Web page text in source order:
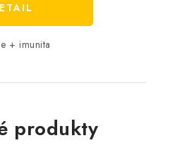
+ imunita
produkty